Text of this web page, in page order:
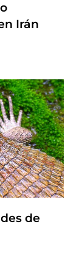
Irán
de